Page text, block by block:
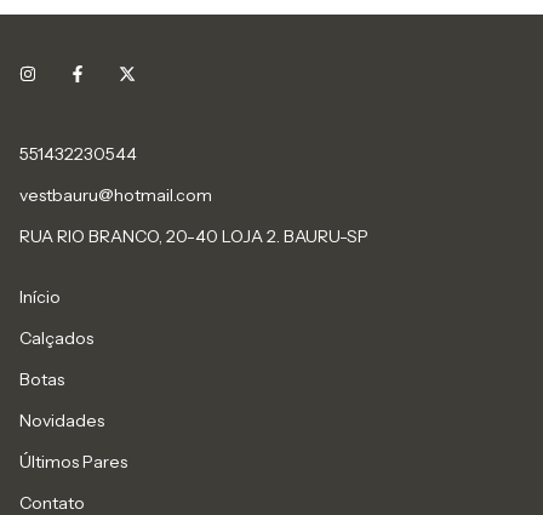
551432230544
vestbauru@hotmail.com
RUA RIO BRANCO, 20-40 LOJA 2. BAURU-SP
Início
Calçados
Botas
Novidades
Últimos Pares
Contato